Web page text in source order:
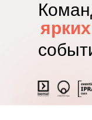
ярких